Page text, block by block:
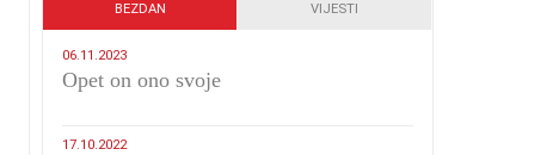
BEZDAN VIJESTI
06.11.2023
​Opet on ono svoje
17.10.2022